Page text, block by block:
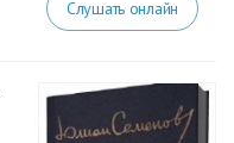
Слушать онлайн